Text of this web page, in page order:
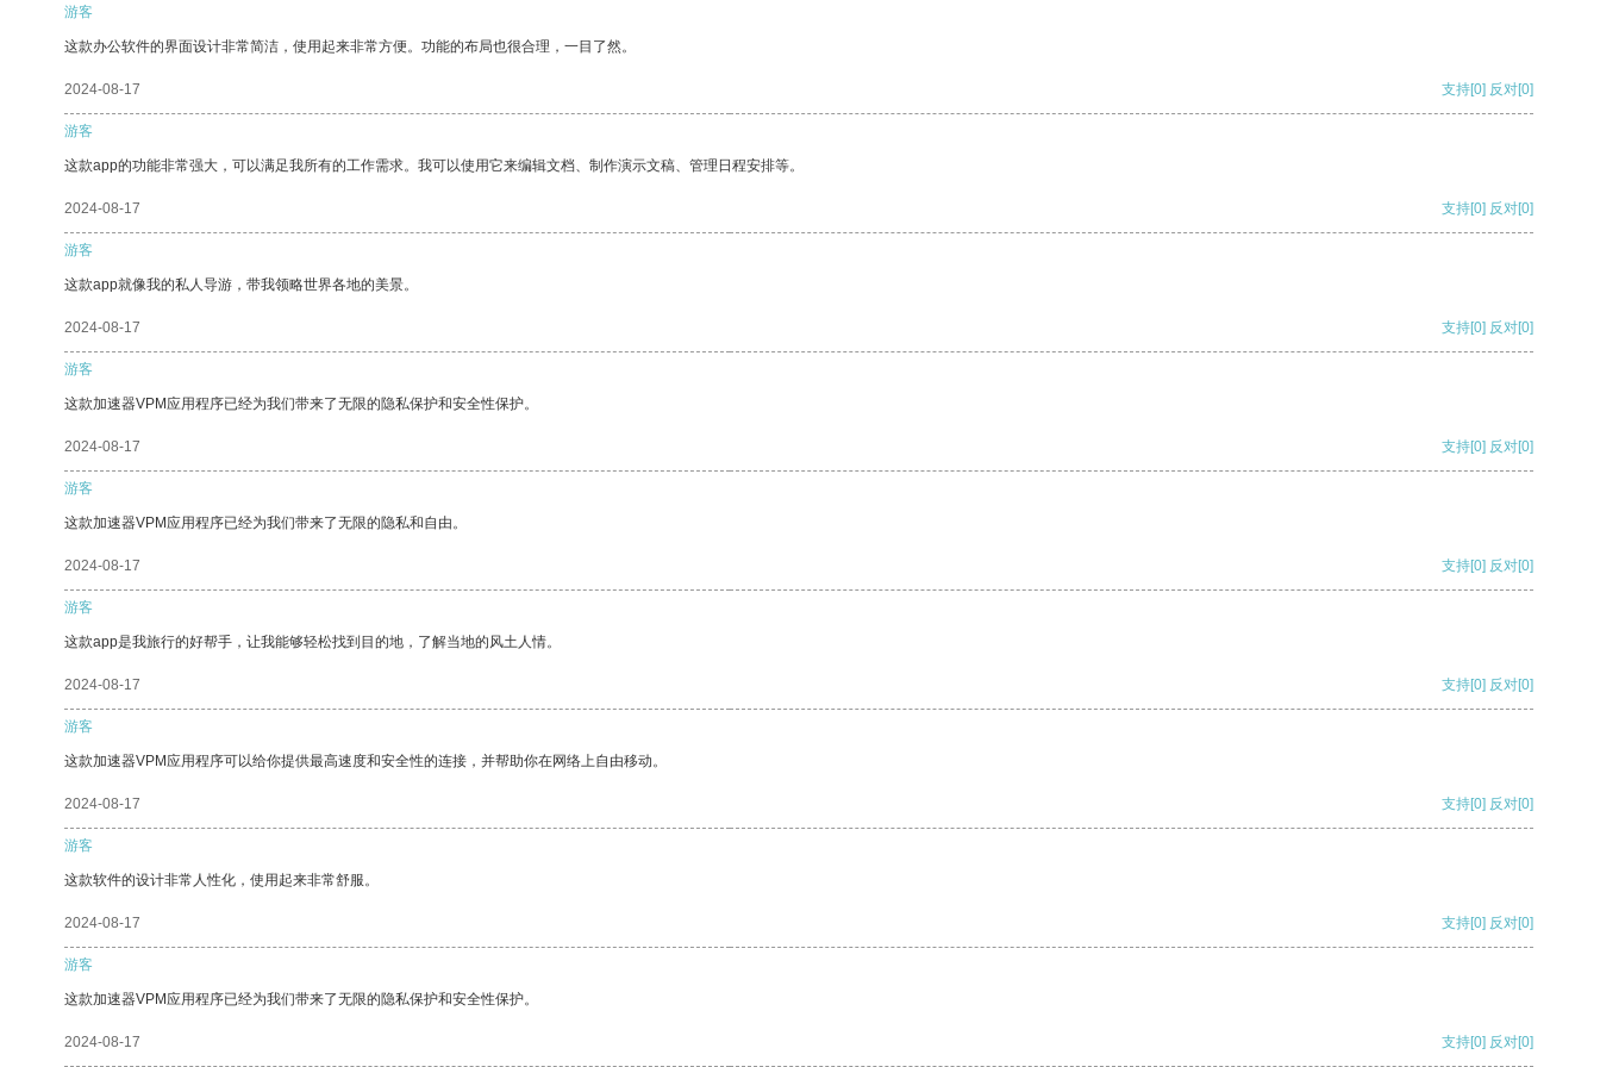
游客
这款办公软件的界面设计非常简洁，使用起来非常方便。功能的布局也很合理，一目了然。
2024-08-17 支持[0] 反对[0]
游客
这款app的功能非常强大，可以满足我所有的工作需求。我可以使用它来编辑文档、制作演示文稿、管理日程安排等。
2024-08-17 支持[0] 反对[0]
游客
这款app就像我的私人导游，带我领略世界各地的美景。
2024-08-17 支持[0] 反对[0]
游客
这款加速器VPM应用程序已经为我们带来了无限的隐私保护和安全性保护。
2024-08-17 支持[0] 反对[0]
游客
这款加速器VPM应用程序已经为我们带来了无限的隐私和自由。
2024-08-17 支持[0] 反对[0]
游客
这款app是我旅行的好帮手，让我能够轻松找到目的地，了解当地的风土人情。
2024-08-17 支持[0] 反对[0]
游客
这款加速器VPM应用程序可以给你提供最高速度和安全性的连接，并帮助你在网络上自由移动。
2024-08-17 支持[0] 反对[0]
游客
这款软件的设计非常人性化，使用起来非常舒服。
2024-08-17 支持[0] 反对[0]
游客
这款加速器VPM应用程序已经为我们带来了无限的隐私保护和安全性保护。
2024-08-17 支持[0] 反对[0]